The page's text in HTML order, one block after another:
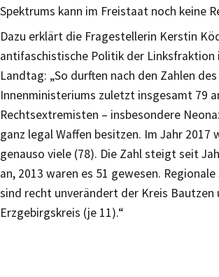
Spektrums kann im Freistaat noch keine
Dazu erklärt die Fragestellerin Kerstin
antifaschistische Politik der Linksfraktion
Landtag: „So durften nach den Zahlen des
Innenministeriums zuletzt insgesamt 79
Rechtsextremisten – insbesondere
ganz legal Waffen besitzen. Im Jahr 2017
genauso viele (78). Die Zahl steigt seit
an, 2013 waren es 51 gewesen.
sind recht unverändert der Kreis Bautzen
Erzgebirgskreis (je 11).“